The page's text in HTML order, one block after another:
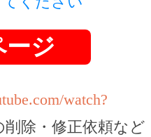
ージ
watch?
削除・修正依頼など